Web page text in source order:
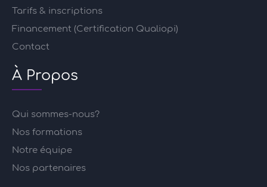
Tarifs & inscriptions
Financement (Certification Qualiopi)
Contact
À Propos
Qui sommes-nous?
Nos formations
Notre équipe
Nos partenaires